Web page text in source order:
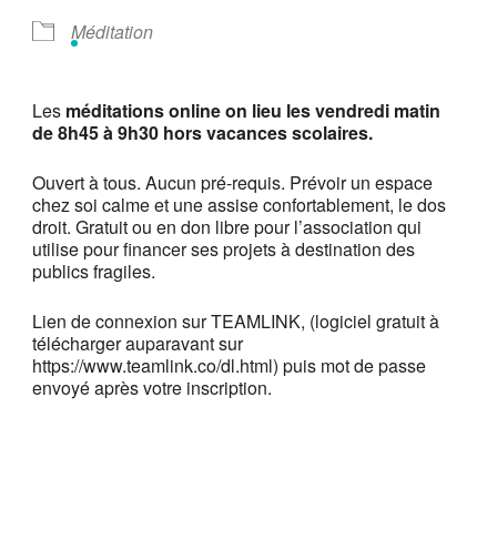
Méditation
Les méditations online on lieu les vendredi matin
de 8h45 à 9h30 hors vacances scolaires.
Ouvert à tous. Aucun pré-requis. Prévoir un espace
chez soi calme et une assise confortablement, le dos
droit. Gratuit ou en don libre pour l’association qui
utilise pour financer ses projets à destination des
publics fragiles.
Lien de connexion sur TEAMLINK, (logiciel gratuit à
télécharger auparavant sur
https://www.teamlink.co/dl.html) puis mot de passe
envoyé après votre inscription.